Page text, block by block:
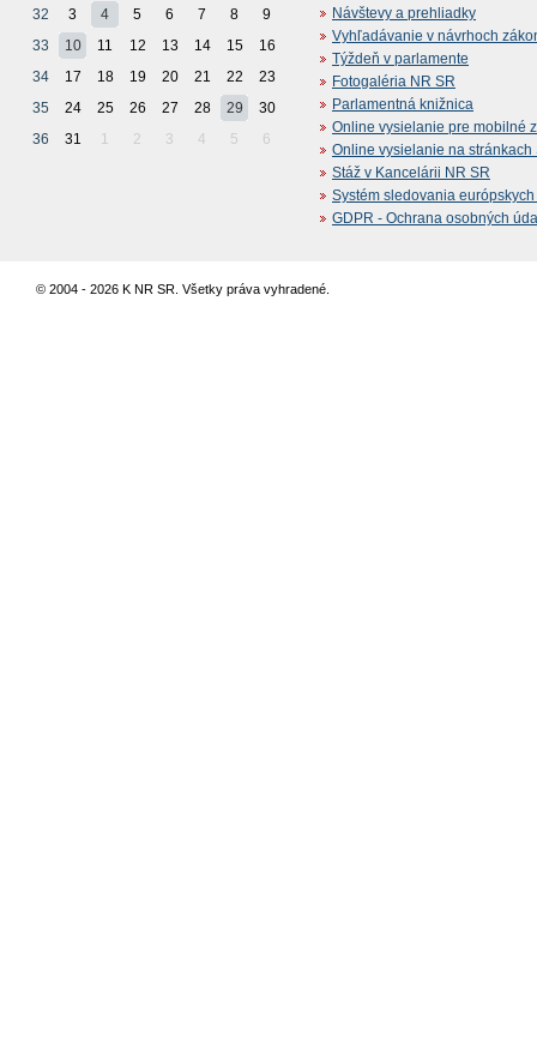
32
3 4 5 6 7 8
9
33
10 11 12 13 14 15
16
34
17 18 19 20 21 22
23
35
24 25 26 27 28 29
30
36
31 1 2 3 4 5 6
Návštevy a prehliadky
Vyhľadávanie v návrhoch
Týždeň v parlamente
Fotogaléria NR SR
Parlamentná knižnica
Online vysielanie pre mobilné
Online vysielanie na stránkach
Stáž v Kancelárii NR SR
Systém sledovania
GDPR - Ochrana osobných
© 2004 - 2026 K NR SR. Všetky práva vyhradené.